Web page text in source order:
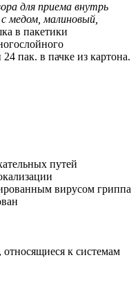
для приема внутрь
медом, малиновый,
в пакетики
пак. в пачке из картона.
путей
вирусом гриппа
к системам